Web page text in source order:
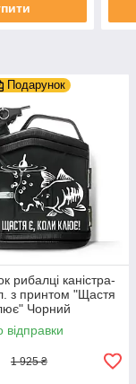
Подарунок
рибалці каністра-
з принтом "Щастя
Чорний
відправки
1 925 ₴